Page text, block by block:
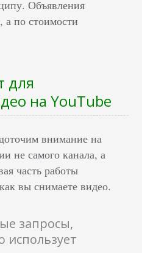
Объявления
а по стоимости
для
на YouTube
внимание на
не самого канала, а
часть работы
вы снимаете видео.
запросы,
использует